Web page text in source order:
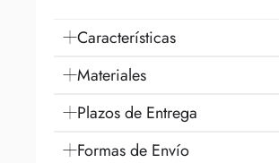
Características
Materiales
Plazos de Entrega
Formas de Envío